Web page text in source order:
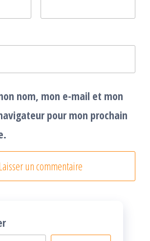
nom, mon e-mail et mon
pour mon prochain